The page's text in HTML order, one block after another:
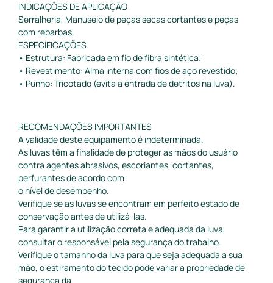
INDICAÇÕES DE APLICAÇÃO
Serralheria, Manuseio de peças secas cortantes e peças
com rebarbas.
ESPECIFICAÇÕES
• Estrutura: Fabricada em fio de fibra sintética;
• Revestimento: Alma interna com fios de aço revestido;
• Punho: Tricotado (evita a entrada de detritos na luva).
RECOMENDAÇÕES IMPORTANTES
A validade deste equipamento é indeterminada.
As luvas têm a finalidade de proteger as mãos do usuário
contra agentes abrasivos, escoriantes, cortantes,
perfurantes de acordo com
o nível de desempenho.
Verifique se as luvas se encontram em perfeito estado de
conservação antes de utilizá-las.
Para garantir a utilização correta e adequada da luva,
consultar o responsável pela segurança do trabalho.
Verifique o tamanho da luva para que seja adequada a sua
mão, o estiramento do tecido pode variar a propriedade de
segurança da